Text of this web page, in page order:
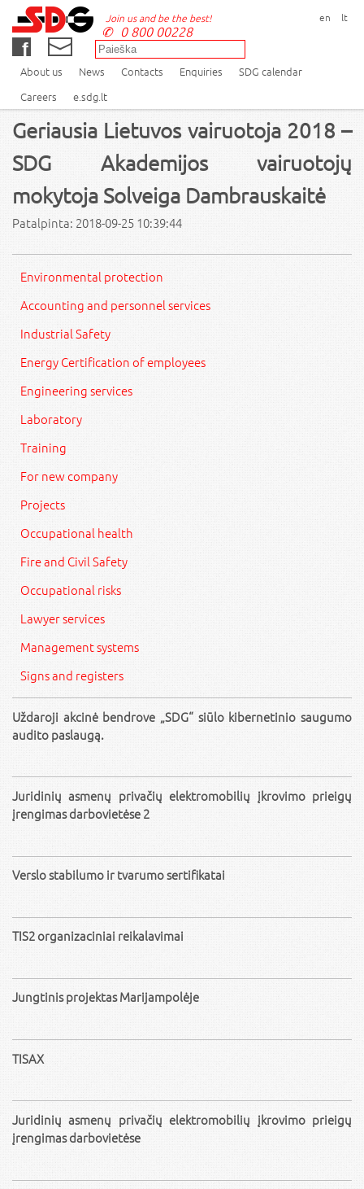
en lt
Join us and be the best!
0 800 00228
About us News Contacts Enquiries
SDG calendar
Careers
e.sdg.lt
Geriausia Lietuvos vairuotoja 2018 –
SDG Akademijos vairuotojų
mokytoja Solveiga Dambrauskaitė
Patalpinta: 2018-09-25 10:39:44
Environmental protection
Accounting and personnel services
Industrial Safety
Energy Certification of employees
Engineering services
Laboratory
Training
For new company
Projects
Occupational health
Fire and Civil Safety
Occupational risks
Lawyer services
Management systems
Signs and registers
Uždaroji akcinė bendrove „SDG“ siūlo kibernetinio saugumo
audito paslaugą.
Juridinių asmenų privačių elektromobilių įkrovimo prieigų
įrengimas darbovietėse 2
Verslo stabilumo ir tvarumo sertifikatai
TIS2 organizaciniai reikalavimai
Jungtinis projektas Marijampolėje
TISAX
Juridinių asmenų privačių elektromobilių įkrovimo prieigų
įrengimas darbovietėse